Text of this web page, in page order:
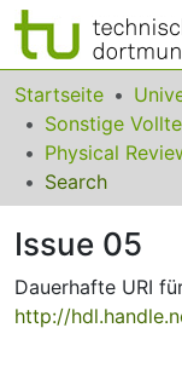
Bereiche &
Das gesamte
Statistiken
FAQ
Leitlinien
Zurück zur
Startseite
Physical
Search
Issue 05
Dauerhafte URI
http://